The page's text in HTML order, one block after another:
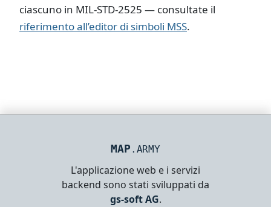
ciascuno in MIL-STD-2525 — consultate il
riferimento all’editor di simboli MSS.
MAP.ARMY
L'applicazione web e i servizi
backend sono stati sviluppati da
gs-soft AG.